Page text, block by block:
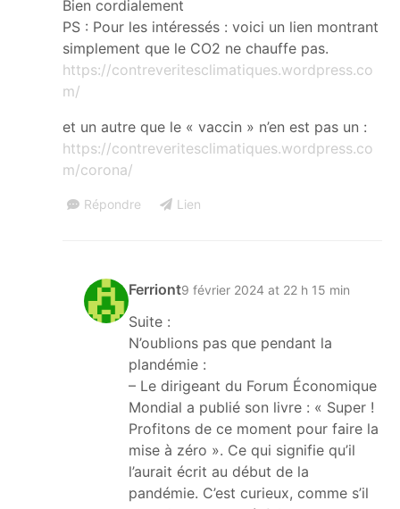
Bien cordialement
PS : Pour les intéressés : voici un lien montrant
simplement que le CO2 ne chauffe pas.
https://contreveritesclimatiques.wordpress.co
m/
et un autre que le « vaccin » n’en est pas un :
https://contreveritesclimatiques.wordpress.co
m/corona/
Répondre Lien
Ferriont9 février 2024 at 22 h 15 min
Suite :
N’oublions pas que pendant la
plandémie :
– Le dirigeant du Forum Économique
Mondial a publié son livre : « Super !
Profitons de ce moment pour faire la
mise à zéro ». Ce qui signifie qu’il
l’aurait écrit au début de la
pandémie. C’est curieux, comme s’il